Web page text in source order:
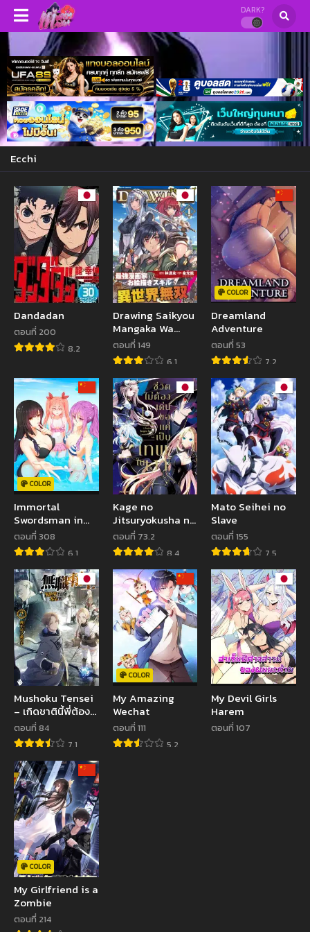
DARK?
Ecchi
Dandadan
ตอนที่ 200
8.2
Drawing Saikyou
Mangaka Wa
Oekaki Skill De
Isekai Musou
Suru!
ตอนที่ 149
6.1
COLOR
Dreamland
Adventure
ตอนที่ 53
7.2
COLOR
Immortal
Swordsman in
the Reverse
World
ตอนที่ 308
6.1
Kage no
Jitsuryokusha ni
Naritakute ชีวิต
ไม่ต้องเด่น ขอแค่
เป็นเทพในเงา
ตอนที่ 73.2
8.4
Mato Seihei no
Slave
ตอนที่ 155
7.5
Mushoku Tensei
– เกิดชาตินี้พี่ต้อง
เทพ
ตอนที่ 84
7.1
COLOR
My Amazing
Wechat
ตอนที่ 111
5.2
My Devil Girls
Harem
ตอนที่ 107
COLOR
My Girlfriend is a
Zombie
ตอนที่ 214